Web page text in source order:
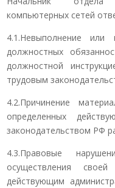
компьютерных сетей
4.1.Невыполнение или
должностных
должностной
трудовым
4.2.Причинение
определенных
законодательством РФ
4.3.Правовые
осуществления
действующим